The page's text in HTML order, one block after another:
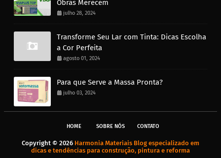
Obras Merecem
julho 28, 2024
Transforme Seu Lar com Tinta: Dicas Escolha
a Cor Perfeita
agosto 01, 2024
Para que Serve a Massa Pronta?
julho 03, 2024
HOME SOBRE NÓS CONTATO
Copyright © 2026 Harmonia Materiais Blog especializado em
dicas e tendências para construção, pintura e reforma